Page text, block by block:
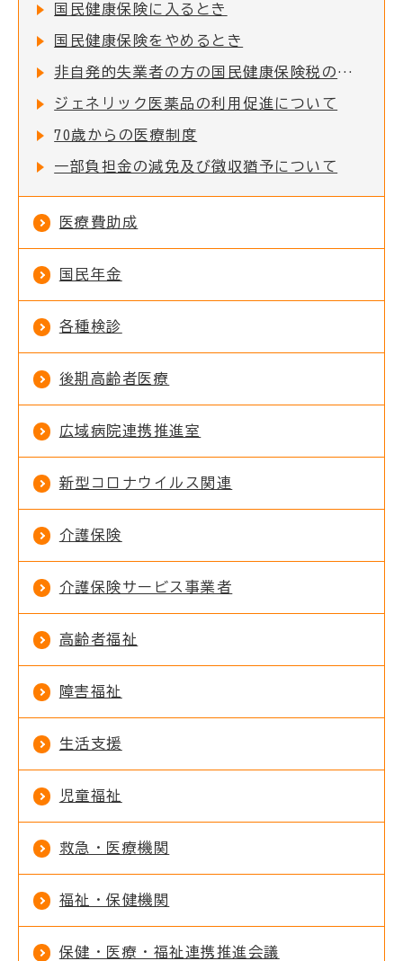
国民健康保険に入るとき
国民健康保険をやめるとき
非自発的失業者の方の国民健康保険税の軽減について
ジェネリック医薬品の利用促進について
70歳からの医療制度
一部負担金の減免及び徴収猶予について
医療費助成
国民年金
各種検診
後期高齢者医療
広域病院連携推進室
新型コロナウイルス関連
介護保険
介護保険サービス事業者
高齢者福祉
障害福祉
生活支援
児童福祉
救急・医療機関
福祉・保健機関
保健・医療・福祉連携推進会議